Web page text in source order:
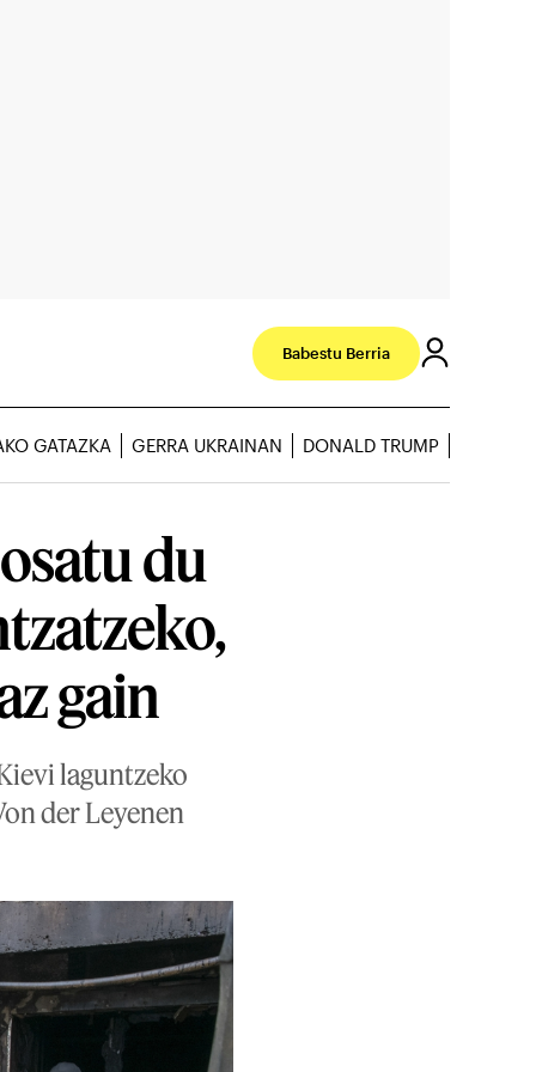
Babestu Berria
GATAZKA GERRA UKRAINAN DONALD TRUMP
du
gain
laguntzeko
der Leyenen